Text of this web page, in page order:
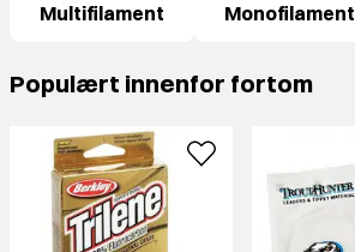
Multifilament Monofilament
Populært innenfor fortom